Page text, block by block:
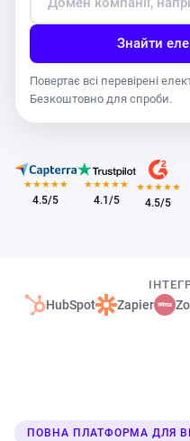
Знайти
Повертає всі перевірені
Безкоштовно для спроби.
★★★★★
4.5/5
★★★★★
4.1/5
★★★★★
4.5/5
HubSpot Zapier
ПОВНА ПЛАТФОРМА ДЛЯ